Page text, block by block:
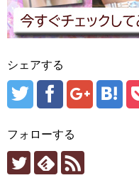
シェアする
フォローする